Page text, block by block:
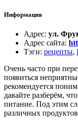
Информация
Адрес: ул.
Адрес сайта:
Тэги: рецепты,
Очень часто при
появиться
рекомендуется
давайте разберём,
питание. Под этим
различных